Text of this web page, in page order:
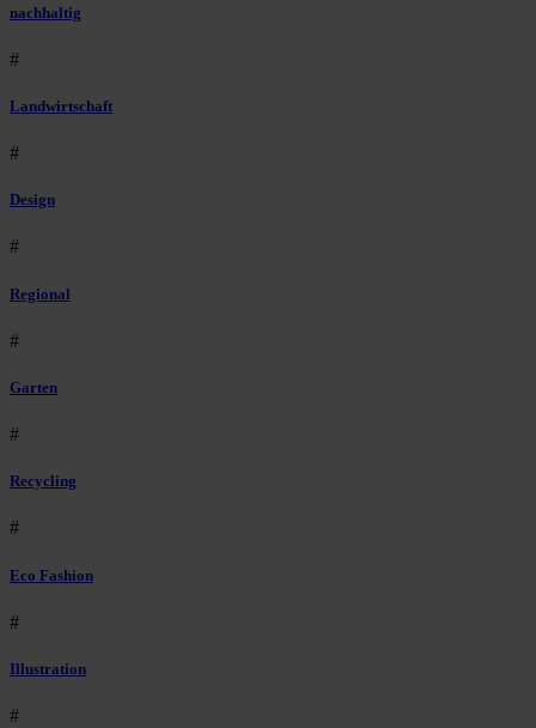
nachhaltig
#
Landwirtschaft
#
Design
#
Regional
#
Garten
#
Recycling
#
Eco Fashion
#
Illustration
#